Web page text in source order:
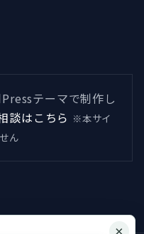
テーマで制作し
談はこちら ※本サイ
ん